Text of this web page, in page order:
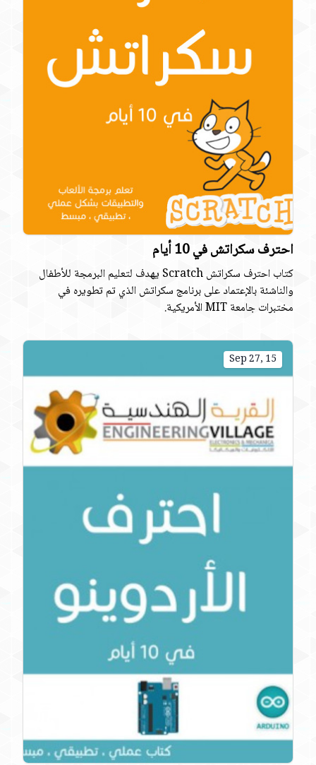
احترف سكراتش في 10 أيام
كتاب احترف سكراتش Scratch يهدف لتعليم البرمجة للأطفال
والناشئة بالإعتماد على برنامج سكراتش الذي تم تطويره في
مختبرات جامعة MIT الأمريكية.
Sep 27, 15